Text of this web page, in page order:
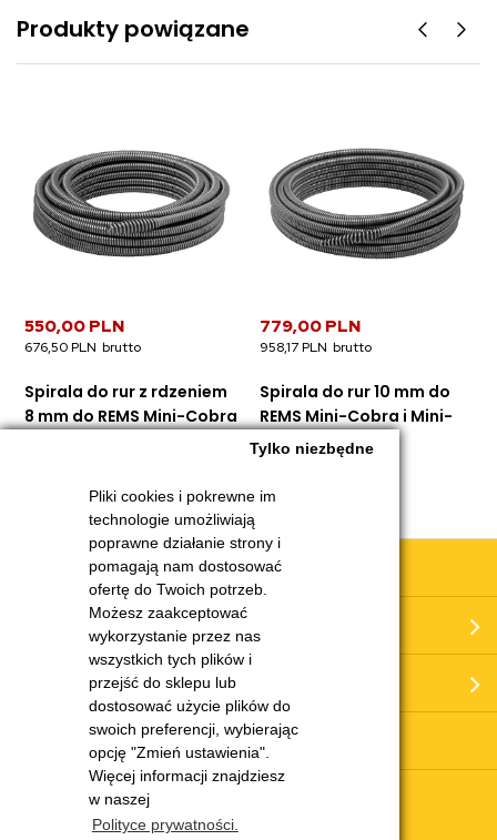
Pliki cookies i pokrewne im
technologie umożliwiają
poprawne działanie strony i
pomagają nam dostosować
ofertę do Twoich potrzeb.
Możesz zaakceptować
wykorzystanie przez nas
wszystkich tych plików i
przejść do sklepu lub
dostosować użycie plików do
swoich preferencji, wybierając
opcję "Zmień ustawienia".
Więcej informacji znajdziesz
w naszej
Polityce prywatności.
Tylko niezbędne
Produkty powiązane
Spirala do rur z rdzeniem
8 mm do REMS Mini-Cobra
550,00 PLN
676,50 PLN
Spirala do rur 10 mm do
REMS Mini-Cobra i Mini-
Cobra S
779,00 PLN
958,17 PLN
Obsługa klienta
Moje konto
Serwis i części
Potrzebujesz pomocy?